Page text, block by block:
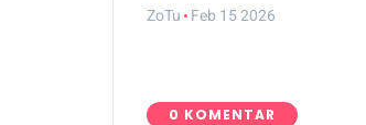
ZoTu Feb 15 2026
0 KOMENTAR